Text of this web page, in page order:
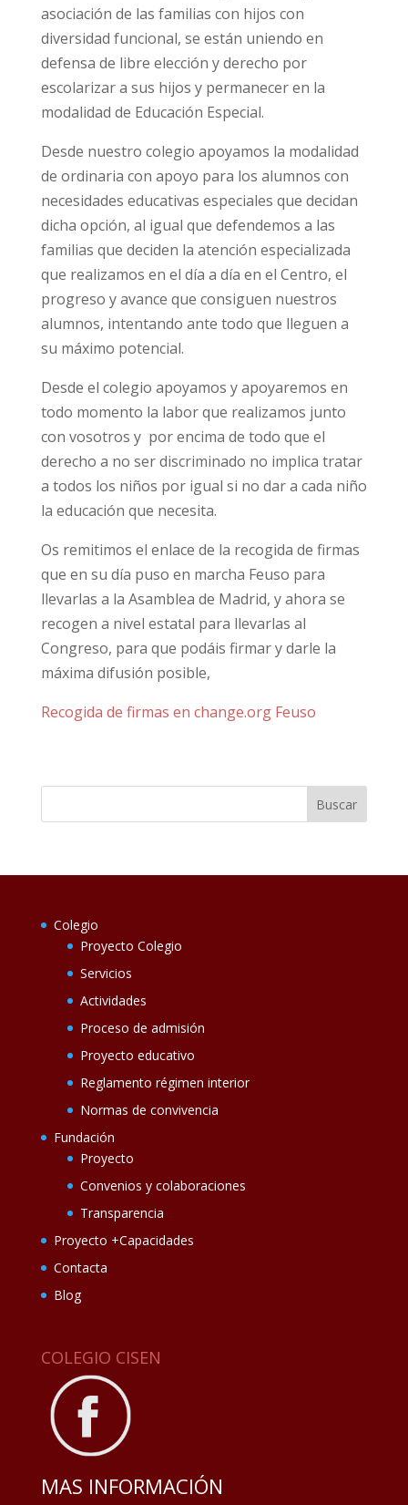
asociación de las familias con hijos con
diversidad funcional, se están uniendo en
defensa de libre elección y derecho por
escolarizar a sus hijos y permanecer en la
modalidad de Educación Especial.
Desde nuestro colegio apoyamos la modalidad
de ordinaria con apoyo para los alumnos con
necesidades educativas especiales que decidan
dicha opción, al igual que defendemos a las
familias que deciden la atención especializada
que realizamos en el día a día en el Centro, el
progreso y avance que consiguen nuestros
alumnos, intentando ante todo que lleguen a
su máximo potencial.
Desde el colegio apoyamos y apoyaremos en
todo momento la labor que realizamos junto
con vosotros y por encima de todo que el
derecho a no ser discriminado no implica tratar
a todos los niños por igual si no dar a cada niño
la educación que necesita.
Os remitimos el enlace de la recogida de firmas
que en su día puso en marcha Feuso para
llevarlas a la Asamblea de Madrid, y ahora se
recogen a nivel estatal para llevarlas al
Congreso, para que podáis firmar y darle la
máxima difusión posible,
Recogida de firmas en change.org Feuso
Colegio
Proyecto Colegio
Servicios
Actividades
Proceso de admisión
Proyecto educativo
Reglamento régimen interior
Normas de convivencia
Fundación
Proyecto
Convenios y colaboraciones
Transparencia
Proyecto +Capacidades
Contacta
Blog
COLEGIO CISEN
MAS INFORMACIÓN